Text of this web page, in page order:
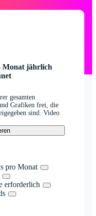
Monat jährlich
gesamten
Grafiken frei, die
sind. Video
pro Monat
erforderlich